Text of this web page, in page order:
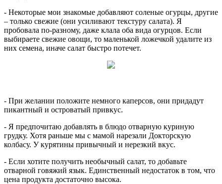
- Некоторые мои знакомые добавляют соленые огурцы, другие
– только свежие (они усиливают текстуру салата). Я
пробовала по-разному, даже клала оба вида огурцов. Если
выбираете свежие овощи, то маленькой ложечкой удалите из
них семена, иначе салат быстро потечет.
- При желании положите немного каперсов, они придадут
пикантный и островатый привкус.
- Я предпочитаю добавлять в блюдо отварную куриную
грудку. Хотя раньше мы с мамой нарезали Докторскую
колбасу. У курятины привычный и нерезкий вкус.
- Если хотите получить необычный салат, то добавьте
отварной говяжий язык. Единственный недостаток в том, что
цена продукта достаточно высока.